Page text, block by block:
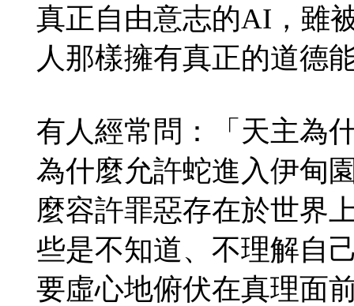
真正自由意志的AI，雖
人那樣擁有真正的道德
有人經常問：「天主為
為什麼允許蛇進入伊甸
麼容許罪惡存在於世界
些是不知道、不理解自
要虛心地俯伏在真理面